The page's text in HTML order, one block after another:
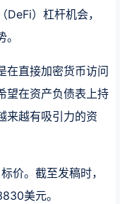
DeFi）杠杆机会，
在直接加密货币访问
望在资产负债表上持
来越有吸引力的资
价。截至发稿时，
美元。